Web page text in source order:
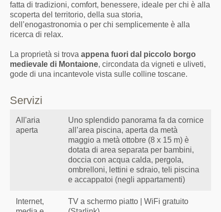
fatta di tradizioni, comfort, benessere, ideale per chi è alla
scoperta del territorio, della sua storia,
dell’enogastronomia o per chi semplicemente è alla
ricerca di relax.
La proprietà si trova appena fuori dal piccolo borgo
medievale di Montaione, circondata da vigneti e uliveti,
gode di una incantevole vista sulle colline toscane.
Servizi
All'aria
aperta
Uno splendido panorama fa da cornice
all’area piscina, aperta da metà
maggio a metà ottobre (8 x 15 m) è
dotata di area separata per bambini,
doccia con acqua calda, pergola,
ombrelloni, lettini e sdraio, teli piscina
e accappatoi (negli appartamenti)
Internet,
TV a schermo piatto | WiFi gratuito